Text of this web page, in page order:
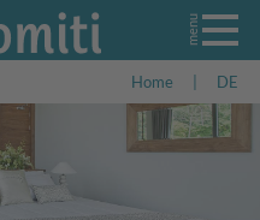
Home DE